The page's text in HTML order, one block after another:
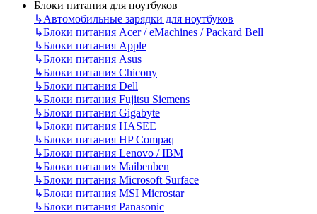
Блоки питания для ноутбуков
↳Автомобильные зарядки для ноутбуков
↳Блоки питания Acer / eMachines / Packard Bell
↳Блоки питания Apple
↳Блоки питания Asus
↳Блоки питания Chicony
↳Блоки питания Dell
↳Блоки питания Fujitsu Siemens
↳Блоки питания Gigabyte
↳Блоки питания HASEE
↳Блоки питания HP Compaq
↳Блоки питания Lenovo / IBM
↳Блоки питания Maibenben
↳Блоки питания Microsoft Surface
↳Блоки питания MSI Microstar
↳Блоки питания Panasonic